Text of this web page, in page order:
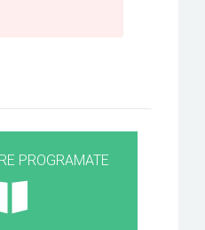
PROGRAMATE